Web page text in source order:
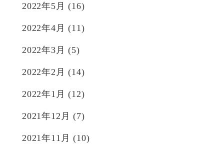
2022年5月 (16)
2022年4月 (11)
2022年3月 (5)
2022年2月 (14)
2022年1月 (12)
2021年12月 (7)
2021年11月 (10)